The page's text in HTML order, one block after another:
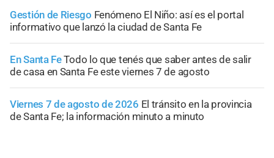
Gestión de Riesgo Fenómeno El Niño: así es el portal
informativo que lanzó la ciudad de Santa Fe
En Santa FeTodo lo que tenés que saber antes de salir
de casa en Santa Fe este viernes 7 de agosto
Viernes 7 de agosto de 2026 El tránsito en la provincia
de Santa Fe; la información minuto a minuto